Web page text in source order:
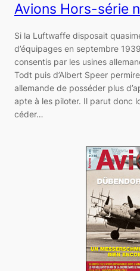
Avions Hors-série
Si la Luftwaffe disposait
d’équipages en septembre
consentis par les usines
Todt puis d’Albert Speer
allemande de posséder plus
apte à les piloter. Il parut donc
céder…